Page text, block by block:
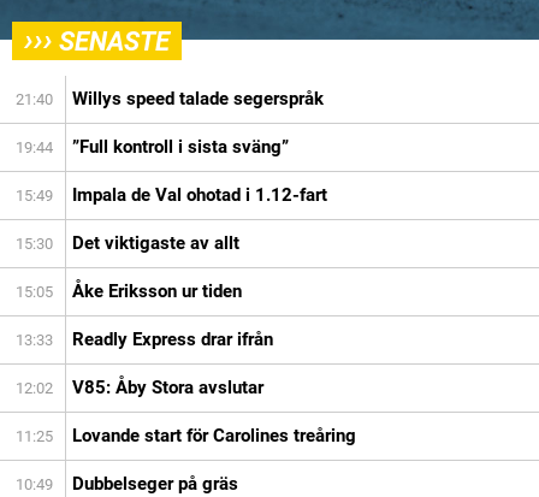
››› SENASTE
21:40 Willys speed talade segerspråk
19:44 ”Full kontroll i sista sväng”
15:49 Impala de Val ohotad i 1.12-fart
15:30 Det viktigaste av allt
15:05 Åke Eriksson ur tiden
13:33 Readly Express drar ifrån
12:02 V85: Åby Stora avslutar
11:25 Lovande start för Carolines treåring
10:49 Dubbelseger på gräs